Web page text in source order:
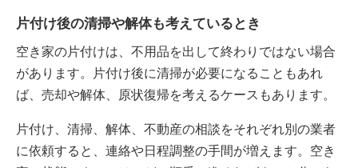
片付け後の清掃や解体も考えているとき
空き家の片付けは、不用品を出して終わりではない場合
があります。片付け後に清掃が必要になることもあれ
ば、売却や解体、原状復帰を考えるケースもあります。
片付け、清掃、解体、不動産の相談をそれぞれ別の業者
に依頼すると、連絡や日程調整の手間が増えます。空き